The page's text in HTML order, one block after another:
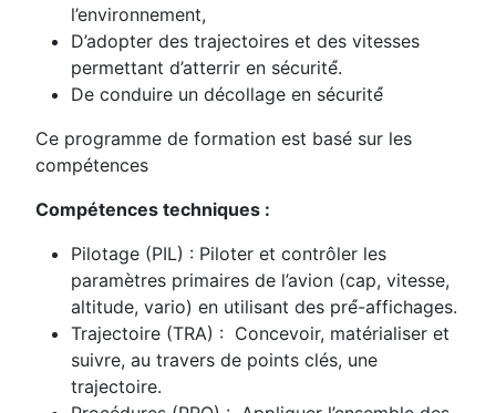
l’environnement,
D’adopter des trajectoires et des vitesses
permettant d’atterrir en sécurité́.
De conduire un décollage en sécurité́
Ce programme de formation est basé sur les
compétences
Compétences techniques :
Pilotage (PIL) : Piloter et contrôler les
paramètres primaires de l’avion (cap, vitesse,
altitude, vario) en utilisant des pré́-affichages.
Trajectoire (TRA) : Concevoir, matérialiser et
suivre, au travers de points clés, une
trajectoire.